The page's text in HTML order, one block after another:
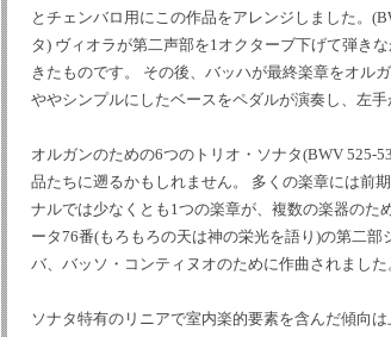
とチェンバロ用にこの作品をアレンジしました。
タ) ヴィオラが第二声部を1オクターブ下げて弾き
きたものです。 その後、バッハが最終楽章をオル
ややシンプルにしたベースをペダルが演奏し、左手
オルガンのための6つのトリオ・ソナタ(BWV 525-
品たちに遡るかもしれません。 多くの楽章には前
ナルでは少なくとも1つの楽章が、複数の楽器のた
ータ76番(もろもろの天は神の栄光を語り)の第二
バ、バッソ・コンティヌオのために作曲されました
ソナタ特有のリニアで室内楽的要素を含んだ傾向